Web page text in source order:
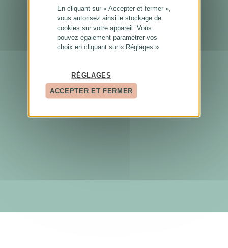
En cliquant sur « Accepter et fermer »,
vous autorisez ainsi le stockage de
cookies sur votre appareil. Vous
pouvez également paramétrer vos
choix en cliquant sur « Réglages »
RÉGLAGES
ACCEPTER ET FERMER